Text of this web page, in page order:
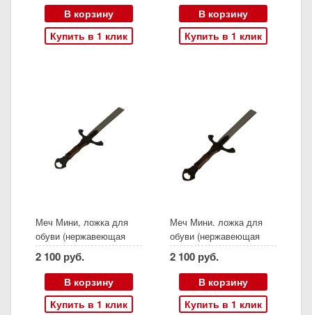
В корзину
Купить в 1 клик
В корзину
Купить в 1 клик
Меч Мини, ложка для
обуви (нержавеющая
сталь, ясень, серебро)
2 100 руб.
В корзину
Купить в 1 клик
Меч Мини. ложка для
обуви (нержавеющая
сталь, ясень, золото)
2 100 руб.
В корзину
Купить в 1 клик